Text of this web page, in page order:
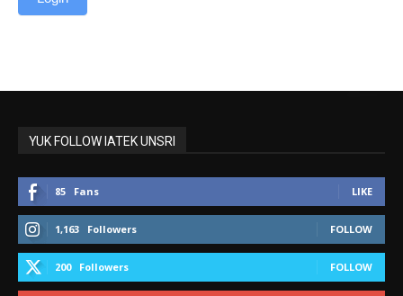
YUK FOLLOW IATEK UNSRI
85 Fans LIKE
1,163 Followers FOLLOW
200 Followers FOLLOW